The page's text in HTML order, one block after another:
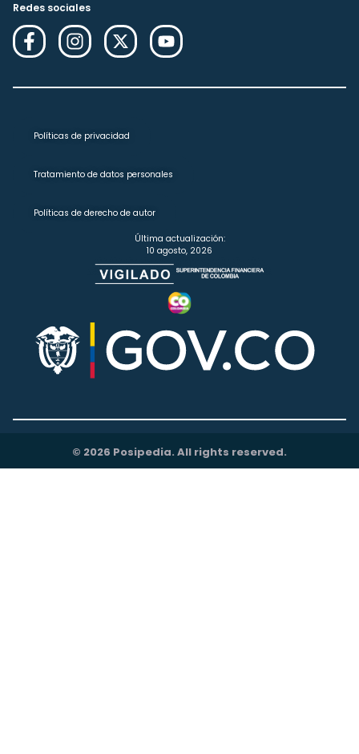
Redes sociales
Políticas de privacidad
Tratamiento de datos personales
Políticas de derecho de autor
Última actualización:
10 agosto, 2026
© 2026 Posipedia. All rights reserved.